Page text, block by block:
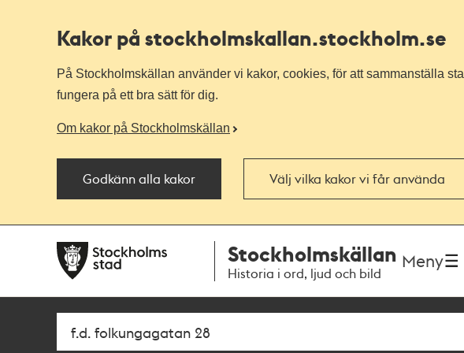
Kakor på stockholmskallan.stockholm.se
På Stockholmskällan använder vi kakor, cookies, för att sammanställa
fungera på ett bra sätt för dig.
Om kakor på Stockholmskällan
Godkänn alla kakor Välj vilka kakor vi får använda
navigationen
huvudinnehållet
Stockholmskällan
Historia i ord, ljud och bild
Meny
Sök